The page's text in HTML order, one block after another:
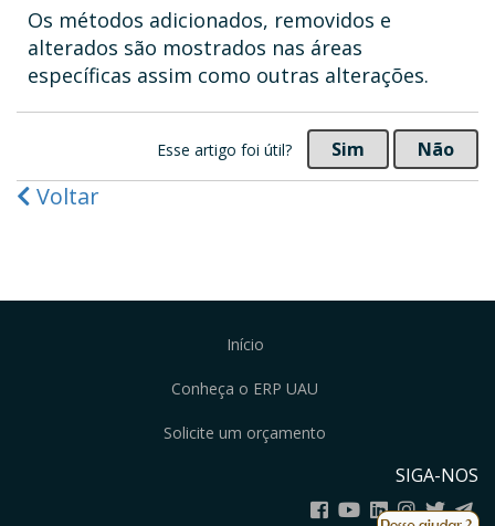
Os métodos adicionados, removidos e
alterados são mostrados nas áreas
específicas assim como outras alterações.
Esse artigo foi útil? Sim Não
Voltar
Início
Conheça o ERP UAU
Solicite um orçamento
SIGA-NOS